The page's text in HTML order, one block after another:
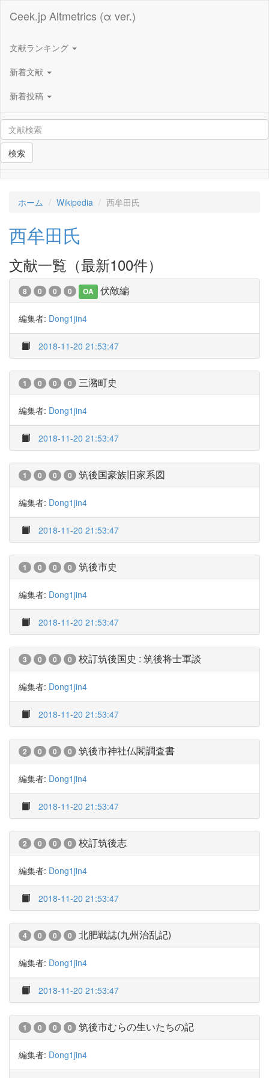
Ceek.jp Altmetrics (α ver.)
文献ランキング
新着文献
新着投稿
検索
ホーム Wikipedia 西牟田氏
西牟田氏
文献一覧（最新100件）
8 0 0 0 OA 伏敵編
編集者: Dong1jin4
2018-11-20 21:53:47
1 0 0 0 三潴町史
編集者: Dong1jin4
2018-11-20 21:53:47
1 0 0 0 筑後国豪族旧家系図
編集者: Dong1jin4
2018-11-20 21:53:47
1 0 0 0 筑後市史
編集者: Dong1jin4
2018-11-20 21:53:47
3 0 0 0 校訂筑後国史 : 筑後将士軍談
編集者: Dong1jin4
2018-11-20 21:53:47
2 0 0 0 筑後市神社仏閣調査書
編集者: Dong1jin4
2018-11-20 21:53:47
2 0 0 0 校訂筑後志
編集者: Dong1jin4
2018-11-20 21:53:47
4 0 0 0 北肥戰誌(九州治乱記)
編集者: Dong1jin4
2018-11-20 21:53:47
1 0 0 0 筑後市むらの生いたちの記
編集者: Dong1jin4